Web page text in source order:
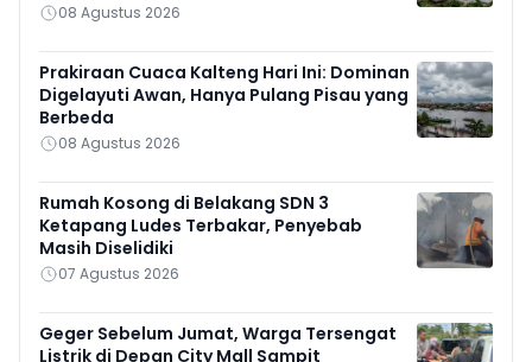
08 Agustus 2026
Prakiraan Cuaca Kalteng Hari Ini: Dominan
Digelayuti Awan, Hanya Pulang Pisau yang
Berbeda
08 Agustus 2026
Rumah Kosong di Belakang SDN 3
Ketapang Ludes Terbakar, Penyebab
Masih Diselidiki
07 Agustus 2026
Geger Sebelum Jumat, Warga Tersengat
Listrik di Depan City Mall Sampit